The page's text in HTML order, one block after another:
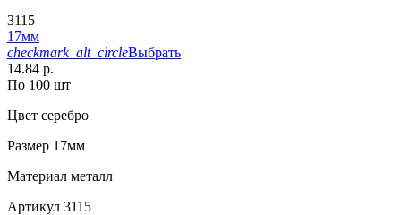
3115
17мм
checkmark_alt_circleВыбрать
14.84 р.
По 100 шт
Цвет серебро
Размер 17мм
Материал металл
Артикул 3115